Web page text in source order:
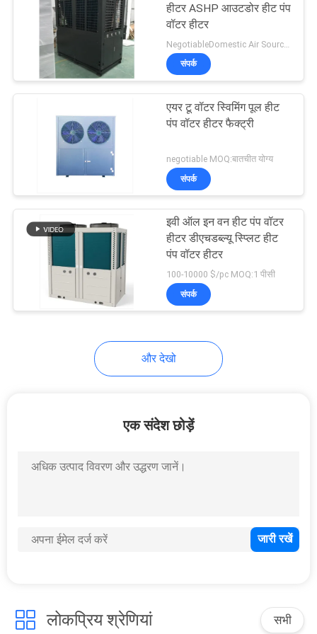
हीटर ASHP आउटडोर हीट पंप
वॉटर हीटर
संपर्क
एयर टू वॉटर स्विमिंग पूल हीट
पंप वॉटर हीटर फैक्ट्री
negotiable MOQ:बातचीत योग्य
संपर्क
इवी ऑल इन वन हीट पंप वॉटर
हीटर डीएचडब्ल्यू स्प्लिट हीट
पंप वॉटर हीटर
100-10000 $/pc MOQ:1 पीसी
संपर्क
और देखो
एक संदेश छोड़ें
लोकप्रिय श्रेणियां सभी